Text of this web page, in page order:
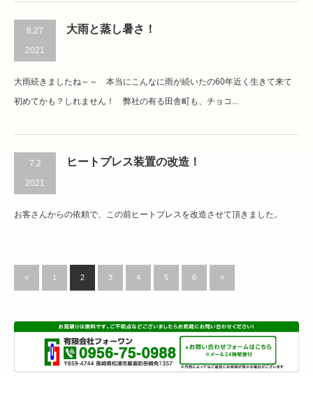
8.27
2021
大雨と蒸し暑さ！
大雨続きましたね～～ 本当にこんなに雨が続いたの60年近く生きて来て
初めてかも？しれません！ 弊社の有る田舎町も、チョコ...
7.2
2021
ヒートプレス装置の改造！
お客さんからの依頼で、この前ヒートプレスを改造させて頂きました。
« 1 2 3 4 5 6 »